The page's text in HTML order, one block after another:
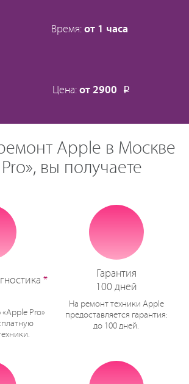
Время: от 1 часа
Цена: от 2900 Р
Apple в Москве
вы получаете
*
Pro»
Гарантия
100 дней
На ремонт техники Apple
предоставляется гарантия:
до 100 дней.